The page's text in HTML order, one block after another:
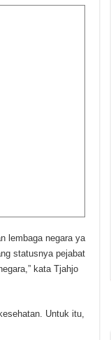
lembaga negara ya
statusnya pejabat
kata Tjahjo
Untuk itu,